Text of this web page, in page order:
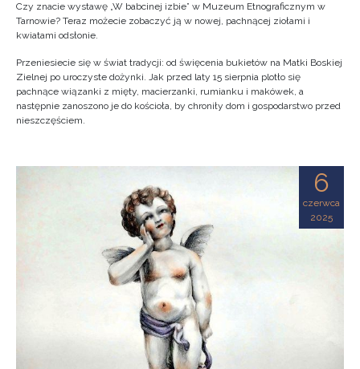
Czy znacie wystawę „W babcinej izbie” w Muzeum Etnograficznym w
Tarnowie? Teraz możecie zobaczyć ją w nowej, pachnącej ziołami i
kwiatami odsłonie.
Przeniesiecie się w świat tradycji: od święcenia bukietów na Matki Boskiej
Zielnej po uroczyste dożynki. Jak przed laty 15 sierpnia plotło się
pachnące wiązanki z mięty, macierzanki, rumianku i makówek, a
następnie zanoszono je do kościoła, by chroniły dom i gospodarstwo przed
nieszczęściem.
6
czerwca
2025